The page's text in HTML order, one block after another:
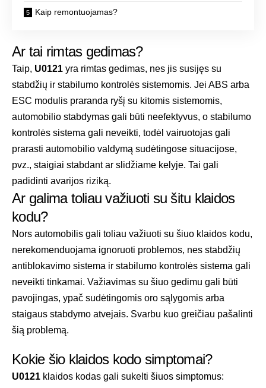
Kaip remontuojamas?
Ar tai rimtas gedimas?
Taip, U0121 yra rimtas gedimas, nes jis susijęs su
stabdžių ir stabilumo kontrolės sistemomis. Jei ABS arba
ESC modulis praranda ryšį su kitomis sistemomis,
automobilio stabdymas gali būti neefektyvus, o stabilumo
kontrolės sistema gali neveikti, todėl vairuotojas gali
prarasti automobilio valdymą sudėtingose situacijose,
pvz., staigiai stabdant ar slidžiame kelyje. Tai gali
padidinti avarijos riziką.
Ar galima toliau važiuoti su šitu klaidos
kodu?
Nors automobilis gali toliau važiuoti su šiuo klaidos kodu,
nerekomenduojama ignoruoti problemos, nes stabdžių
antiblokavimo sistema ir stabilumo kontrolės sistema gali
neveikti tinkamai. Važiavimas su šiuo gedimu gali būti
pavojingas, ypač sudėtingomis oro sąlygomis arba
staigaus stabdymo atvejais. Svarbu kuo greičiau pašalinti
šią problemą.
Kokie šio klaidos kodo simptomai?
U0121 klaidos kodas gali sukelti šiuos simptomus: